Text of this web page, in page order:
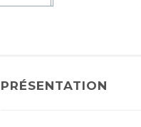
PRÉSENTATION